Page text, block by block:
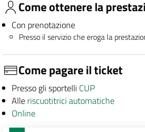
Come ottenere la
Con prenotazione
Presso il servizio che eroga la
Come pagare il ticket
Presso gli sportelli CUP
Alleriscuotitrici automatiche
Online